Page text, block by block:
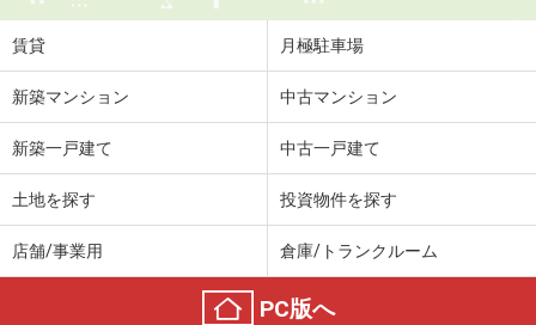
専有面積
青森県八戸市柏崎３丁目
青森県八戸市大字尻内町字沢ノ田
賃貸 月極駐車場
新築マンション 中古マンション
新築一戸建て 中古一戸建て
土地を探す 投資物件を探す
店舗/事業用 倉庫/トランクルーム
PC版へ